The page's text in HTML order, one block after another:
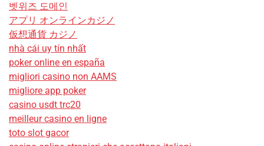
벳위즈 도메인
アプリ オンラインカジノ
仮想通貨 カジノ
nhà cái uy tín nhất
poker online en españa
migliori casino non AAMS
migliore app poker
casino usdt trc20
meilleur casino en ligne
toto slot gacor